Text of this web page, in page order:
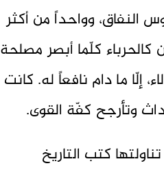
وواحداً من أكثر
كالحرباء كلّما أبصر مصلحة
إلّا ما دام نافعاً له. كانت
وتأرجح كفّة القوى.
كتب التاريخ